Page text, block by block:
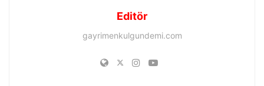
Editör
gayrimenkulgundemi.com